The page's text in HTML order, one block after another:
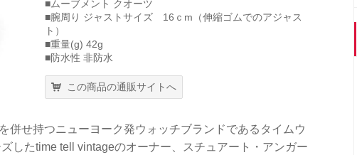
■ムーブメント クオーツ
■腕周り ジャストサイズ 16ｃm（伸縮ゴムでのアジャス
ト）
■重量(g) 42g
■防水性 非防水
この商品の通販サイトへ
併せ持つニューヨーク発ウォッチブランドであるタイムウ
したtime tell vintageのオーナー、スチュアート・アンガー